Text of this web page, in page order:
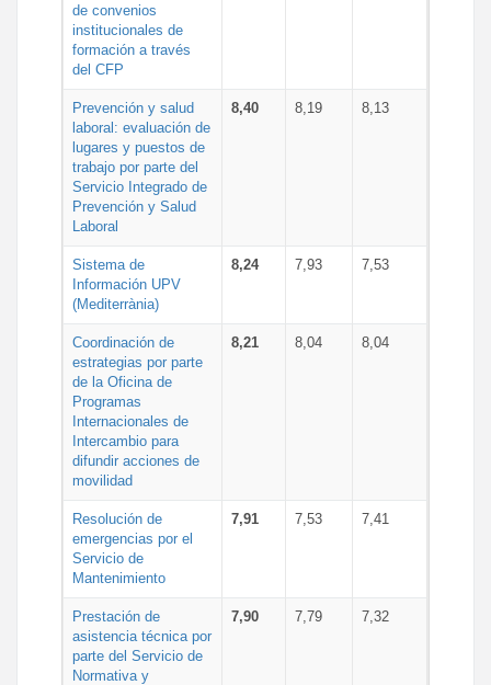
de convenios
institucionales de
formación a través
del CFP
Prevención y salud
laboral: evaluación de
lugares y puestos de
trabajo por parte del
Servicio Integrado de
Prevención y Salud
Laboral
8,40 8,19 8,13
Sistema de
Información UPV
(Mediterrània)
8,24 7,93 7,53
Coordinación de
estrategias por parte
de la Oficina de
Programas
Internacionales de
Intercambio para
difundir acciones de
movilidad
8,21 8,04 8,04
Resolución de
emergencias por el
Servicio de
Mantenimiento
7,91 7,53 7,41
Prestación de
asistencia técnica por
parte del Servicio de
Normativa y
7,90 7,79 7,32